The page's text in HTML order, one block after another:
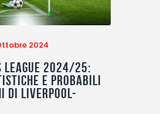
2024
League 2024/25:
e probabili
di Liverpool-